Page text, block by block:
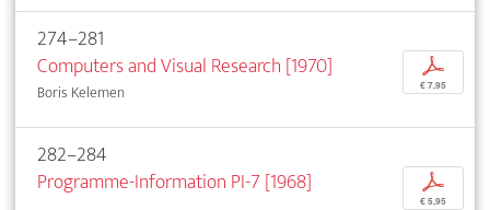
274–281
Computers and Visual Research [1970]
Boris Kelemen
p
€ 7,95
282–284
Programme-Information PI-7 [1968]
p
€ 5,95